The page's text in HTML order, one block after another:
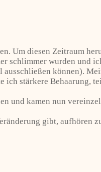
Um diesen Zeitraum
schlimmer wurden und
können).
stärkere Behaarung,
und kamen nun
gibt, aufhören